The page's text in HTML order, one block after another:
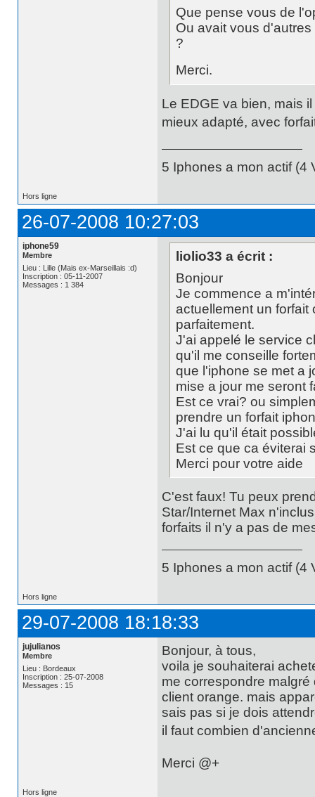
Que pense vous de
Ou avait vous
?
Merci.
Le EDGE va bien, mais
mieux adapté, avec forfait
5 Iphones a mon actif (4
Hors ligne
26-07-2008 10:27:03
iphone59
Membre
Lieu : Lille (Mais ex-Marseillais :d)
Inscription : 05-11-2007
Messages : 1 384
liolio33 a écrit :
Bonjour
Je commence a
actuellement un forfait
parfaitement.
J'ai appelé le service
qu'il me conseille
que l'iphone se met a
mise a jour me seront
Est ce vrai? ou
prendre un forfait
J'ai lu qu'il était
Est ce que ca éviterai
Merci pour votre aide
C'est faux! Tu peux
Star/Internet Max
forfaits il n'y a pas de
5 Iphones a mon actif (4
Hors ligne
29-07-2008 18:18:33
jujulianos
Membre
Lieu : Bordeaux
Inscription : 25-07-2008
Messages : 15
Bonjour, à tous,
voila je souhaiterai
me correspondre
client orange. mais
sais pas si je dois
il faut combien
Merci @+
Hors ligne